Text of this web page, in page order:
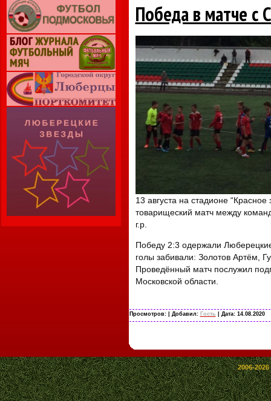
Победа в матче с
13 августа на стадионе
товарищеский матч между
г.р.
Победу 2:3 одержали
голы забивали: Золотов Артём,
Проведённый матч послужил
Московской области.
Просмотров: | Добавил: Гость | Дата: 14.08.2020
2006-